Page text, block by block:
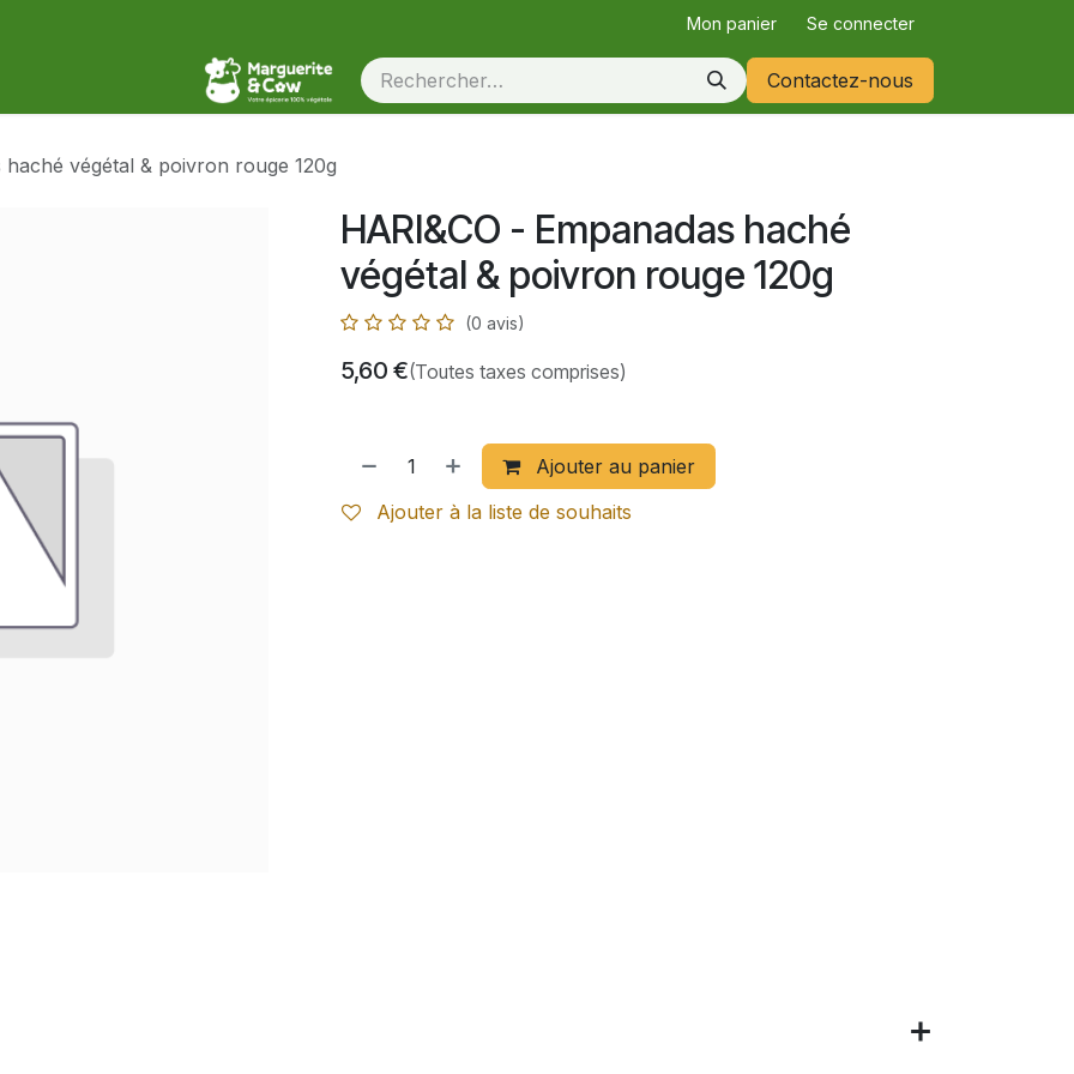
Mon panier Se connecter
Contactez-nous
haché végétal & poivron rouge 120g
HARI&CO - Empanadas haché
végétal & poivron rouge 120g
(0 avis)
5,60 €(Toutes taxes comprises)
Ajouter au panier
Ajouter à la liste de souhaits